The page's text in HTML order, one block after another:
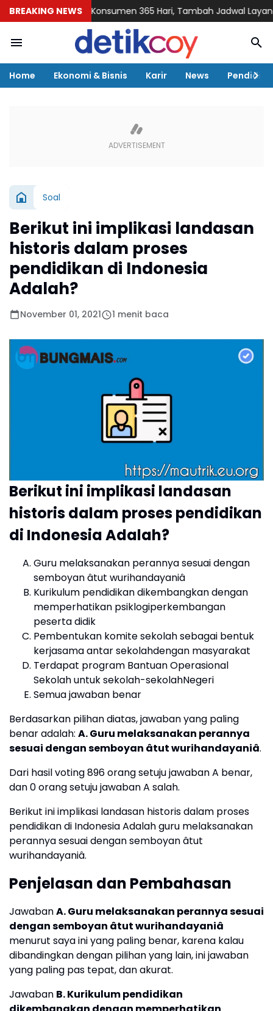
BREAKING NEWS
Siap Layani Konsumen 365 Hari, Tambah Jadwal Layanan Call
Home Ekonomi & Bisnis Karir News
Soal
Berikut ini implikasi landasan
historis dalam proses
pendidikan di Indonesia
Adalah?
November 01, 2021 1 menit baca
Berikut ini implikasi landasan
historis dalam proses pendidikan
di Indonesia Adalah?
Guru melaksanakan perannya sesuai dengan
semboyan âtut wurihandayaniâ
Kurikulum pendidikan dikembangkan dengan
memperhatikan psiklogiperkembangan
peserta didik
Pembentukan komite sekolah sebagai bentuk
kerjasama antar sekolahdengan masyarakat
Terdapat program Bantuan Operasional
Sekolah untuk sekolah-sekolahNegeri
Semua jawaban benar
Berdasarkan pilihan diatas, jawaban yang paling
benar adalah: A. Guru melaksanakan perannya
sesuai dengan semboyan âtut wurihandayaniâ.
Dari hasil voting 896 orang setuju jawaban A benar,
dan 0 orang setuju jawaban A salah.
Berikut ini implikasi landasan historis dalam proses
pendidikan di Indonesia Adalah guru melaksanakan
perannya sesuai dengan semboyan âtut
wurihandayaniâ.
Penjelasan dan Pembahasan
JawabanA. Guru melaksanakan perannya sesuai
dengan semboyan âtut wurihandayaniâ
menurut saya ini yang paling benar, karena kalau
dibandingkan dengan pilihan yang lain, ini jawaban
yang paling pas tepat, dan akurat.
Jawaban B. Kurikulum pendidikan